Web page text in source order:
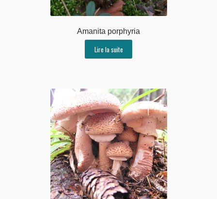
Amanita porphyria
Lire la suite